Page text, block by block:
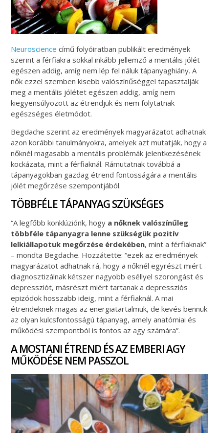
Neuroscience című folyóiratban publikált eredmények
szerint a férfiakra sokkal inkább jellemző a mentális jólét
egészen addig, amíg nem lép fel náluk tápanyaghiány. A
nők ezzel szemben kisebb valószínűséggel tapasztalják
meg a mentális jólétet egészen addig, amíg nem
kiegyensúlyozott az étrendjük és nem folytatnak
egészséges életmódot.
Begdache szerint az eredmények magyarázatot adhatnak
azon korábbi tanulmányokra, amelyek azt mutatják, hogy a
nőknél magasabb a mentális problémák jelentkezésének
kockázata, mint a férfiaknál. Rámutatnak továbbá a
tápanyagokban gazdag étrend fontosságára a mentális
jólét megőrzése szempontjából.
TÖBBFÉLE TÁPANYAG SZÜKSÉGES
“A legfőbb konklúziónk, hogy a nőknek valószínűleg
többféle tápanyagra lenne szükségük pozitív
lelkiállapotuk megőrzése érdekében, mint a férfiaknak”
– mondta Begdache. Hozzátette: “ezek az eredmények
magyarázatot adhatnak rá, hogy a nőknél egyrészt miért
diagnosztizálnak kétszer nagyobb eséllyel szorongást és
depressziót, másrészt miért tartanak a depressziós
epizódok hosszabb ideig, mint a férfiaknál. A mai
étrendeknek magas az energiatartalmuk, de kevés bennük
az olyan kulcsfontosságú tápanyag, amely anatómiai és
működési szempontból is fontos az agy számára”.
A MOSTANI ÉTREND ÉS AZ EMBERI AGY
MŰKÖDÉSE NEM PASSZOL